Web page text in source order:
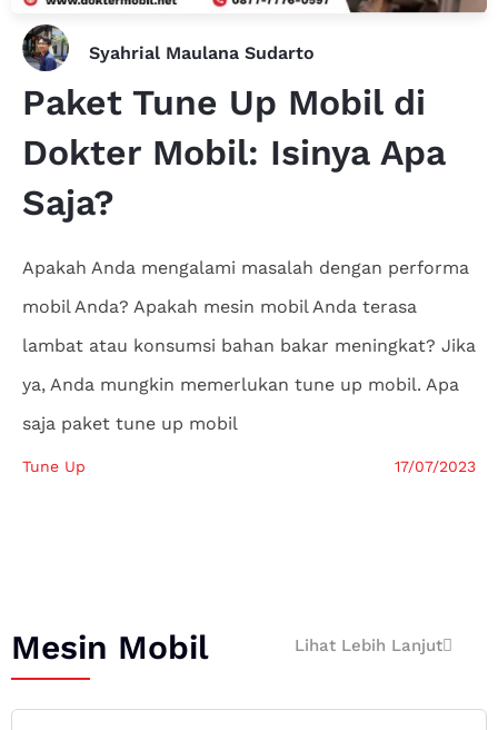
Syahrial Maulana Sudarto
Paket Tune Up Mobil di
Dokter Mobil: Isinya Apa
Saja?
Apakah Anda mengalami masalah dengan performa
mobil Anda? Apakah mesin mobil Anda terasa
lambat atau konsumsi bahan bakar meningkat? Jika
ya, Anda mungkin memerlukan tune up mobil. Apa
saja paket tune up mobil
Tune Up 17/07/2023
Mesin Mobil Lihat Lebih Lanjut